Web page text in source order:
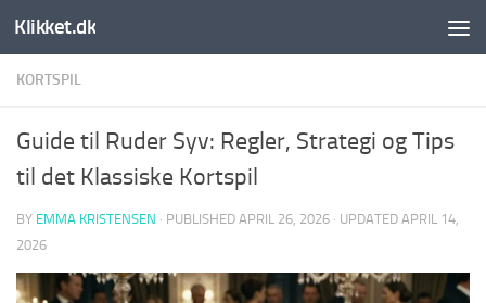
Skip to content
Klikket.dk
KORTSPIL
Guide til Ruder Syv: Regler, Strategi og Tips
til det Klassiske Kortspil
BY EMMA KRISTENSEN · PUBLISHED APRIL 26, 2026 · UPDATED APRIL 14,
2026